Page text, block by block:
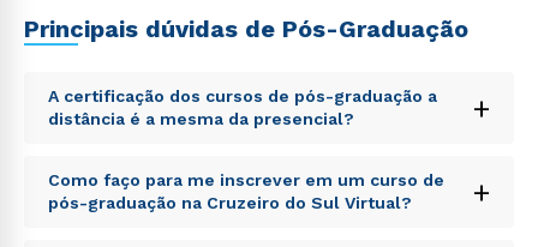
Principais dúvidas de Pós-Graduação
A certificação dos cursos de pós-graduação a
distância é a mesma da presencial?
+
Sed ut perspiciatis unde omnis iste natus error sit
voluptatem accusantium doloremque laudantium,
totam rem aperiam, eaque ipsa quae ab illo inventore
Como faço para me inscrever em um curso de
pós-graduação na Cruzeiro do Sul Virtual?
+